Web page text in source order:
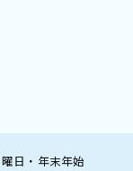
日・年末年始